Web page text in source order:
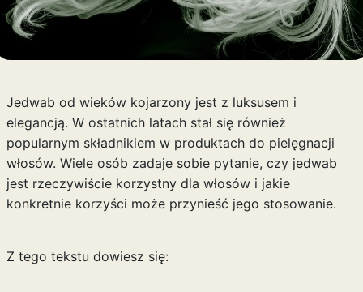
Jedwab od wieków kojarzony jest z luksusem i
elegancją. W ostatnich latach stał się również
popularnym składnikiem w produktach do pielęgnacji
włosów. Wiele osób zadaje sobie pytanie, czy jedwab
jest rzeczywiście korzystny dla włosów i jakie
konkretnie korzyści może przynieść jego stosowanie.
Z tego tekstu dowiesz się: